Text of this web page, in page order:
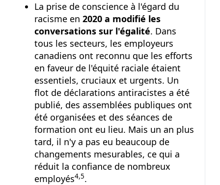
La prise de conscience à l'égard du
racisme en 2020 a modifié les
conversations sur l'égalité. Dans
tous les secteurs, les employeurs
canadiens ont reconnu que les efforts
en faveur de l'équité raciale étaient
essentiels, cruciaux et urgents. Un
flot de déclarations antiracistes a été
publié, des assemblées publiques ont
été organisées et des séances de
formation ont eu lieu. Mais un an plus
tard, il n'y a pas eu beaucoup de
changements mesurables, ce qui a
réduit la confiance de nombreux
employésNote de bas de page
4,Note de bas de page
5.